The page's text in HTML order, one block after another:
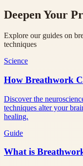
Deepen Your
Explore our guides on
techniques
Science
How Breathwork
Discover the
techniques alter your
healing.
Guide
What is